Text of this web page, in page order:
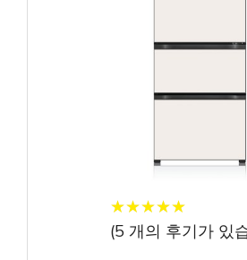
★★★★★
★★★★★
(5 개의 후기가 있